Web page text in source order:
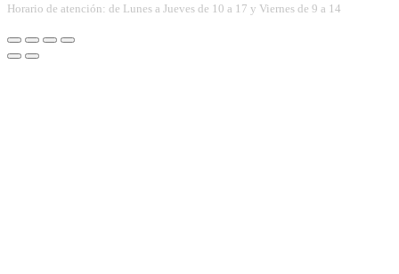
Horario de atención: de Lunes a Jueves de 10 a 17 y Viernes de 9 a 14